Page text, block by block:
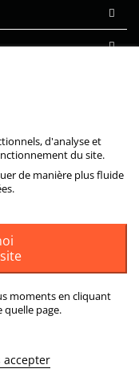
d'analyse et
du site.
de manière plus fluide
moments en cliquant
page.
accepter
réservés